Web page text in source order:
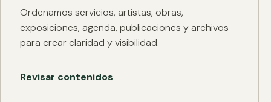
Ordenamos servicios, artistas, obras,
exposiciones, agenda, publicaciones y archivos
para crear claridad y visibilidad.
Revisar contenidos